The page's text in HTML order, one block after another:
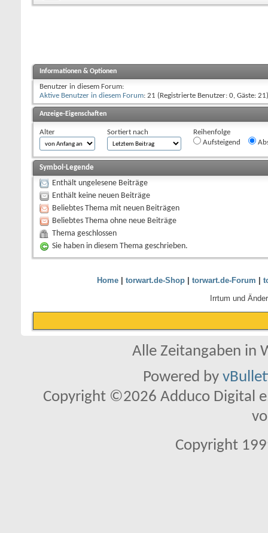
Informationen & Optionen
Benutzer in diesem Forum:
Aktive Benutzer in diesem Forum: 21 (Registrierte Benutzer: 0, Gäste: 21)
Anzeige-Eigenschaften
Alter Sortiert nach
Reihenfolge
Aufsteigend
Symbol-Legende
Enthält ungelesene Beiträge
Enthält keine neuen Beiträge
Beliebtes Thema mit neuen Beiträgen
Beliebtes Thema ohne neue Beiträge
Thema geschlossen
Sie haben in diesem Thema geschrieben.
Home| torwart.de-Shop| torwart.de-Forum
Irrtum und
Alle Zeitangaben in
Powered by
Copyright ©2026 Adduco Digital
Copyright